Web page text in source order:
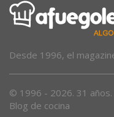
Desde 1996, el
© 1996 - 2026. 31
Blog de cocina